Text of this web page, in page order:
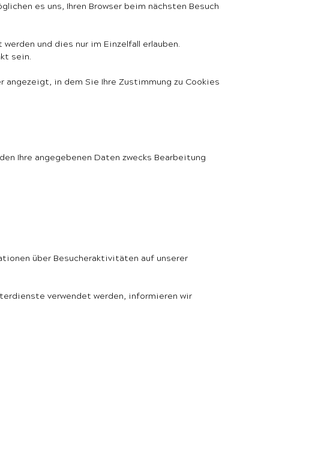
es uns, Ihren Browser beim nächsten Besuch
und dies nur im Einzelfall erlauben.
sein.
angezeigt, in dem Sie Ihre Zustimmung zu Cookies
Ihre angegebenen Daten zwecks Bearbeitung
über Besucheraktivitäten auf unserer
verwendet werden, informieren wir